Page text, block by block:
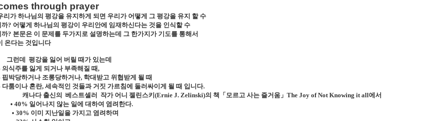
through prayer
리가 하나님의 평강을 유지하게 되면 우리가 어떻게 그 평강을 유지 할 수
까? 어떻게 하나님의 평강이 우리안에 임재하신다는 것을 인식할 수
까? 본문은 이 문제를 두가지로 설명하는데 그 한가지가 기도를 통해서
온다는 것입니다
그런데
평강을 잃어 버릴 때가 있는데
의식주를 잃게 되거나 부족해질 때,
핍박당하거나 조롱당하거나, 학대받고 위협받게 될 때
다툼이나 혼란, 세속적인 것들과 거짓 가르침에 둘러싸이게 될 때 입니다.
캐나다 출신의 베스트셀러 작가 어니 젤린스키 (Ernie J. Zelinski)의 책「모르고 사는 즐거움」 The Joy of Not Knowing it all에서
• 40% 일어나지 않는 일에 대하여 염려한다.
• 30% 이미 지난일을 가지고 염려하며